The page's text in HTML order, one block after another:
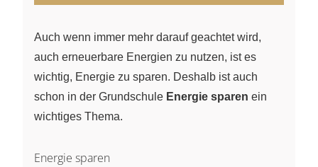
Auch wenn immer mehr darauf geachtet wird,
auch erneuerbare Energien zu nutzen, ist es
wichtig, Energie zu sparen. Deshalb ist auch
schon in der Grundschule Energie sparen ein
wichtiges Thema.
Energie sparen